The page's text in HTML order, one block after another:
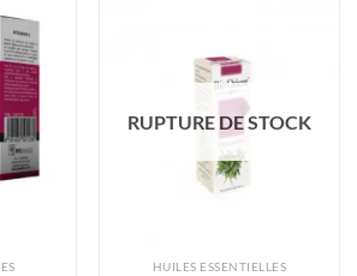
RUPTURE DE STOCK
HUILES ESSENTIELLES